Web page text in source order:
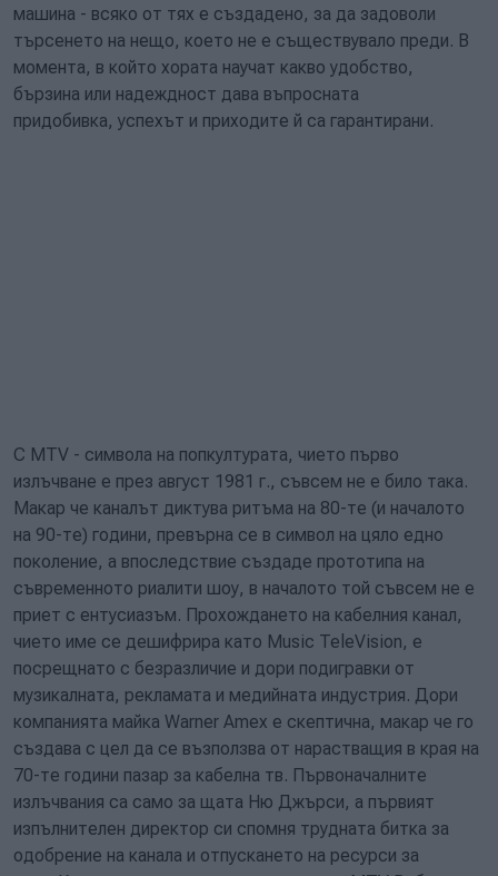
машина - всяко от тях е създадено, за да задоволи
търсенето на нещо, което не е съществувало преди. В
момента, в който хората научат какво удобство,
бързина или надеждност дава въпросната
придобивка, успехът и приходите й са гарантирани.
С MTV - символа на попкултурата, чието първо
излъчване е през август 1981 г., съвсем не е било така.
Макар че каналът диктува ритъма на 80-те (и началото
на 90-те) години, превърна се в символ на цяло едно
поколение, а впоследствие създаде прототипа на
съвременното риалити шоу, в началото той съвсем не е
приет с ентусиазъм. Прохождането на кабелния канал,
чието име се дешифрира като Music TeleVision, е
посрещнато с безразличие и дори подигравки от
музикалната, рекламата и медийната индустрия. Дори
компанията майка Warner Amex е скептична, макар че го
създава с цел да се възползва от нарастващия в края на
70-те години пазар за кабелна тв. Първоначалните
излъчвания са само за щата Ню Джърси, а първият
изпълнителен директор си спомня трудната битка за
одобрение на канала и отпускането на ресурси за